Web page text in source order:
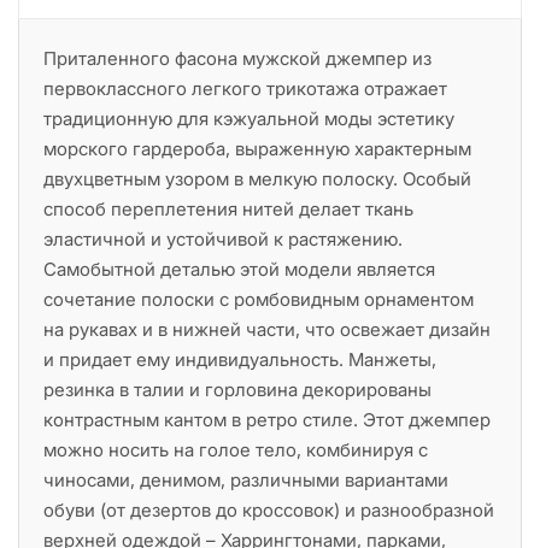
Приталенного фасона мужской джемпер из
первоклассного легкого трикотажа отражает
традиционную для кэжуальной моды эстетику
морского гардероба, выраженную характерным
двухцветным узором в мелкую полоску. Особый
способ переплетения нитей делает ткань
эластичной и устойчивой к растяжению.
Самобытной деталью этой модели является
сочетание полоски с ромбовидным орнаментом
на рукавах и в нижней части, что освежает дизайн
и придает ему индивидуальность. Манжеты,
резинка в талии и горловина декорированы
контрастным кантом в ретро стиле. Этот джемпер
можно носить на голое тело, комбинируя с
чиносами, денимом, различными вариантами
обуви (от дезертов до кроссовок) и разнообразной
верхней одеждой – Харрингтонами, парками,